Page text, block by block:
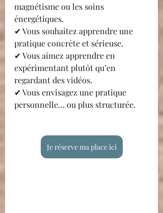
magnétisme ou les soins
énergétiques.
✔ Vous souhaitez apprendre une
pratique concrète et sérieuse.
✔ Vous aimez apprendre en
expérimentant plutôt qu’en
regardant des vidéos.
✔ Vous envisagez une pratique
personnelle… ou plus structurée.
Je réserve ma place ici